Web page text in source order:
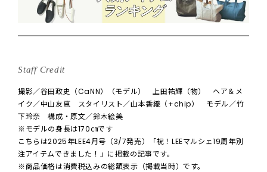
Staff Credit
撮影／谷田政史（CaNN）（モデル） 上田祐輝（物） ヘア＆メ
イク／中山友恵 スタイリスト／山本香織（+chip） モデル／竹
下玲奈 構成・原文／鈴木絵美
※モデルの身長は170㎝です
こちらは2025年LEE4月号（3/7発売）「祝！LEEマルシェ19周年別
注アイテムできました！」に掲載の記事です。
※商品価格は消費税込みの総額表示（掲載当時）です。